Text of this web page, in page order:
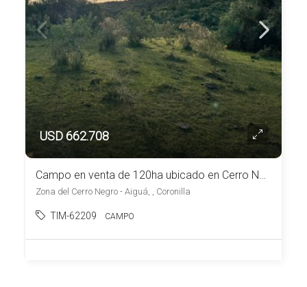
USD 662.708
Campo en venta de 120ha ubicado en Cerro Negro
Zona del Cerro Negro - Aiguá, , Coronilla
TIM-62209 CAMPO